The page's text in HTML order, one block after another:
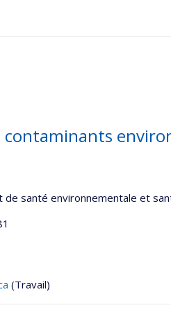
contaminants
santé environnementale et
(Travail)